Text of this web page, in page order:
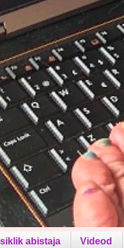
Isiklik abistaja Videod